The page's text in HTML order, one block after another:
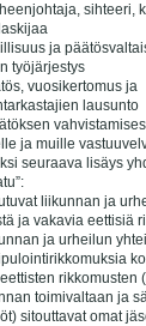
sihteeri,
ja
työjärjestys
vuosikertomus ja
lausunto
ja muille
seuraava lisäys
liikunnan ja
ja vakavia eettisiä
ja urheilun
rikkomusten
toimivaltaan ja
sitouttavat omat